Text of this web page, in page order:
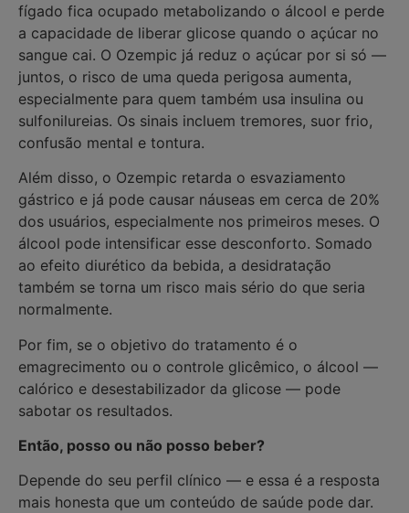
fígado fica ocupado metabolizando o álcool e perde
a capacidade de liberar glicose quando o açúcar no
sangue cai. O Ozempic já reduz o açúcar por si só —
juntos, o risco de uma queda perigosa aumenta,
especialmente para quem também usa insulina ou
sulfonilureias. Os sinais incluem tremores, suor frio,
confusão mental e tontura.
Além disso, o Ozempic retarda o esvaziamento
gástrico e já pode causar náuseas em cerca de 20%
dos usuários, especialmente nos primeiros meses. O
álcool pode intensificar esse desconforto. Somado
ao efeito diurético da bebida, a desidratação
também se torna um risco mais sério do que seria
normalmente.
Por fim, se o objetivo do tratamento é o
emagrecimento ou o controle glicêmico, o álcool —
calórico e desestabilizador da glicose — pode
sabotar os resultados.
Então, posso ou não posso beber?
Depende do seu perfil clínico — e essa é a resposta
mais honesta que um conteúdo de saúde pode dar.